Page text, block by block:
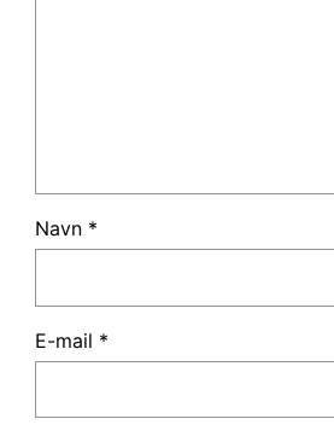
Navn *
E-mail *